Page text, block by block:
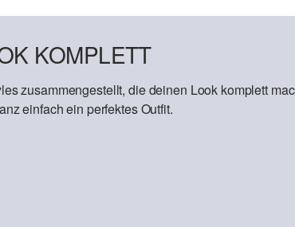
KOMPLETT
zusammengestellt, die deinen Look komplett
einfach ein perfektes Outfit.